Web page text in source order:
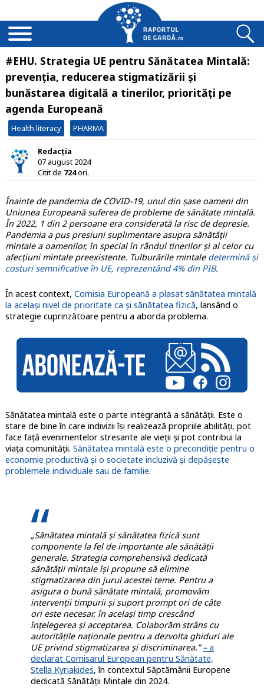
#EHU. Strategia UE pentru Sănătatea Mintală:
prevenția, reducerea stigmatizării și
bunăstarea digitală a tinerilor, priorități pe
agenda Europeană
Health literacy PHARMA
Redacția
07 august 2024
Citit de 724ori.
Înainte de pandemia de COVID-19, unul din șase oameni din
Uniunea Europeană suferea de probleme de sănătate mintală.
În 2022, 1 din 2 persoane era considerată la risc de depresie.
Pandemia a pus presiuni suplimentare asupra sănătății
mintale a oamenilor, în special în rândul tinerilor și al celor cu
afecțiuni mintale preexistente. Tulburările mintale determină și
costuri semnificative în UE, reprezentând 4% din PIB.
În acest context, Comisia Europeană a plasat sănătatea mintală
la același nivel de prioritate ca și sănătatea fizică, lansând o
strategie cuprinzătoare pentru a aborda problema.
Sănătatea mintală este o parte integrantă a sănătății. Este o
stare de bine în care indivizii își realizează propriile abilități, pot
face față evenimentelor stresante ale vieții și pot contribui la
viața comunității. Sănătatea mintală este o precondiție pentru o
economie productivă și o societate incluzivă și depășește
problemele individuale sau de familie.
„Sănătatea mintală și sănătatea fizică sunt
componente la fel de importante ale sănătății
generale. Strategia comprehensivă dedicată
sănătății mintale își propune să elimine
stigmatizarea din jurul acestei teme. Pentru a
asigura o bună sănătate mintală, promovăm
intervenții timpurii și suport prompt ori de câte
ori este necesar, în același timp crescând
înțelegerea și acceptarea. Colaborăm strâns cu
autoritățile naționale pentru a dezvolta ghiduri ale
UE privind stigmatizarea și discriminarea.”–a
declarat Comisarul European pentru Sănătate,
Stella Kyriakides, în contextul Săptămânii Europene
dedicată Sănătății Mintale din 2024.